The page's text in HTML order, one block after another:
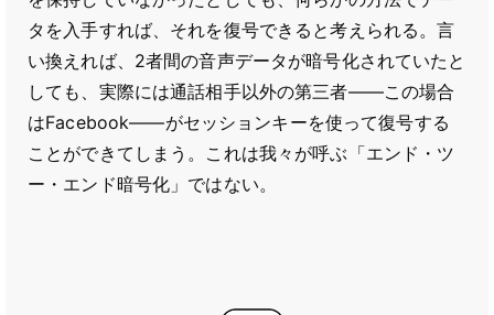
タを入手すれば、それを復号できると考えられる。言
い換えれば、2者間の音声データが暗号化されていたと
しても、実際には通話相手以外の第三者――この場合
はFacebook――がセッションキーを使って復号する
ことができてしまう。これは我々が呼ぶ「エンド・ツ
ー・エンド暗号化」ではない。